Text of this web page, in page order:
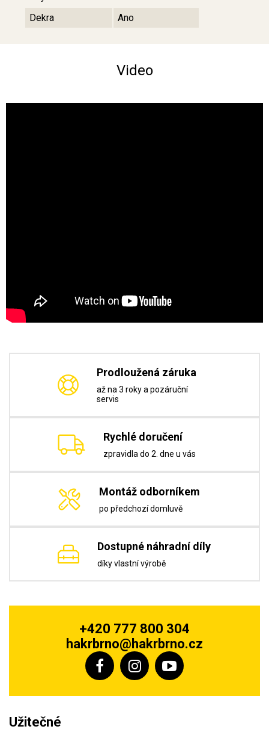
Dekra
Ano
Video
Prodloužená záruka
až na 3 roky a pozáruční
servis
Rychlé doručení
zpravidla do 2. dne u vás
Montáž odborníkem
po předchozí domluvě
Dostupné náhradní díly
díky vlastní výrobě
+420 777 800 304
hakrbrno@hakrbrno.cz
Užitečné